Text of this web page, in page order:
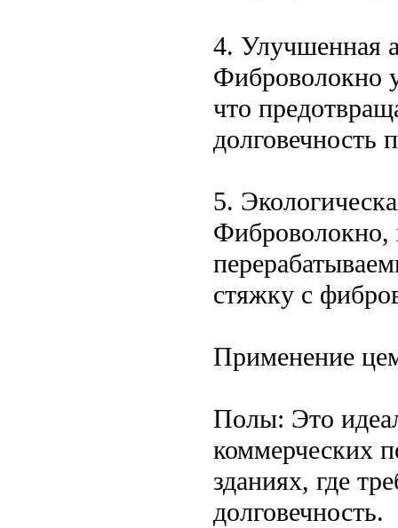
4. Улучшенная
Фиброволокно
что
долговечность
5.
Фиброволокно,
стяжку с
Применение
Полы: Это
коммерческих
зданиях, где
долговечность.